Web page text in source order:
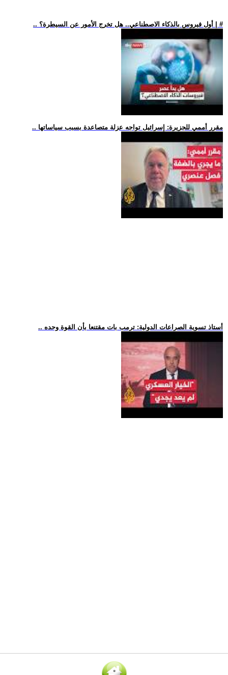
.. أول فيروس بالذكاء الاصطناعي.. هل تخرج الأمور عن السيطرة؟ | #
.. مقرر أممي للجزيرة: إسرائيل تواجه عزلة متصاعدة بسبب سياساتها
.. أستاذ تسوية الصراعات الدولية: ترمب بات مقتنعا بأن القوة وحده